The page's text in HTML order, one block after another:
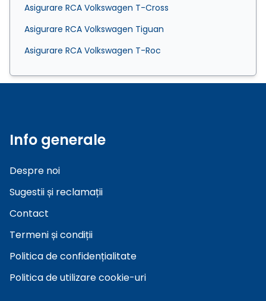
Asigurare RCA Volkswagen T-Cross
Asigurare RCA Volkswagen Tiguan
Asigurare RCA Volkswagen T-Roc
Info generale
Despre noi
Sugestii și reclamații
Contact
Termeni și condiții
Politica de confidențialitate
Politica de utilizare cookie-uri